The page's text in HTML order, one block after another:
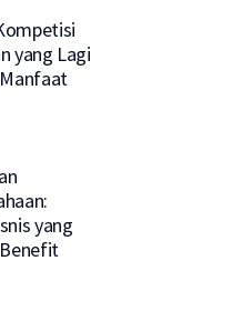
yang Lagi
yang